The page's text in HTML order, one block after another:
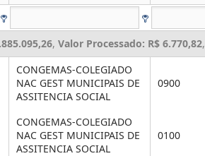
, Valor Processado: R$ 6.770,82,
CONGEMAS-COLEGIADO
NAC GEST MUNICIPAIS DE
ASSITENCIA SOCIAL
0900
CONGEMAS-COLEGIADO
NAC GEST MUNICIPAIS DE
ASSITENCIA SOCIAL
0100